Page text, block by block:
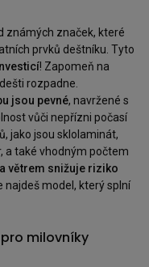
známých značek, které
prvků deštníku. Tyto
! Zapomeň na
rozpadne.
jsou pevné, navržené s
vůči nepřízni počasí
jako jsou sklolaminát,
a také vhodným počtem
větrem snižuje riziko
najdeš model, který splní
milovníky